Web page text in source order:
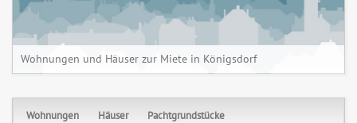
Wohnungen und Häuser zur Miete in Königsdorf
Wohnungen Häuser Pachtgrundstücke